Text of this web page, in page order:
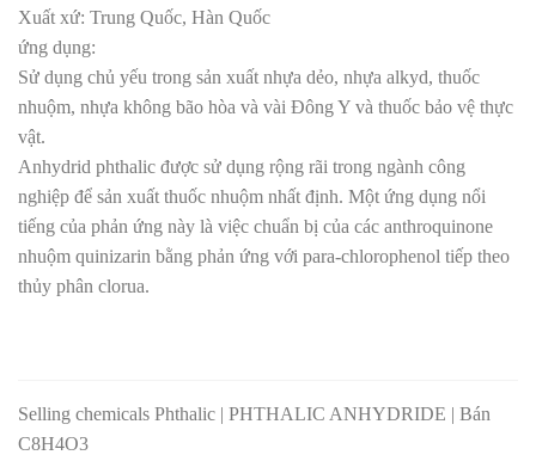
Xuất xứ: Trung Quốc, Hàn Quốc
ứng dụng:
Sử dụng chủ yếu trong sản xuất nhựa dẻo, nhựa alkyd, thuốc
nhuộm, nhựa không bão hòa và vài Đông Y và thuốc bảo vệ thực
vật.
Anhydrid phthalic được sử dụng rộng rãi trong ngành công
nghiệp để sản xuất thuốc nhuộm nhất định. Một ứng dụng nổi
tiếng của phản ứng này là việc chuẩn bị của các anthroquinone
nhuộm quinizarin bằng phản ứng với para-chlorophenol tiếp theo
thủy phân clorua.
Selling chemicals Phthalic | PHTHALIC ANHYDRIDE | Bán
C8H4O3